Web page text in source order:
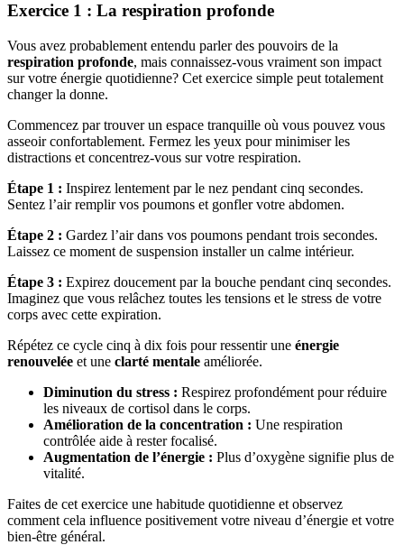
Exercice 1 : La respiration profonde
Vous avez probablement entendu parler des pouvoirs de la
respiration profonde, mais connaissez-vous vraiment son impact
sur votre énergie quotidienne? Cet exercice simple peut totalement
changer la donne.
Commencez par trouver un espace tranquille où vous pouvez vous
asseoir confortablement. Fermez les yeux pour minimiser les
distractions et concentrez-vous sur votre respiration.
Étape 1 : Inspirez lentement par le nez pendant cinq secondes.
Sentez l’air remplir vos poumons et gonfler votre abdomen.
Étape 2 : Gardez l’air dans vos poumons pendant trois secondes.
Laissez ce moment de suspension installer un calme intérieur.
Étape 3 : Expirez doucement par la bouche pendant cinq secondes.
Imaginez que vous relâchez toutes les tensions et le stress de votre
corps avec cette expiration.
Répétez ce cycle cinq à dix fois pour ressentir une énergie
renouvelée et une clarté mentale améliorée.
Diminution du stress : Respirez profondément pour réduire
les niveaux de cortisol dans le corps.
Amélioration de la concentration : Une respiration
contrôlée aide à rester focalisé.
Augmentation de l’énergie : Plus d’oxygène signifie plus de
vitalité.
Faites de cet exercice une habitude quotidienne et observez
comment cela influence positivement votre niveau d’énergie et votre
bien-être général.